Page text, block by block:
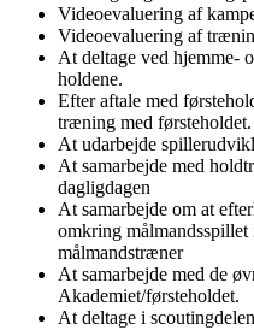
Videoevaluering af
Videoevaluering af
At deltage ved hjemme-
holdene.
Efter aftale med
træning med førsteholdet.
At udarbejde
At samarbejde med
dagligdagen
At samarbejde om at
omkring målmandsspillet
målmandstræner
At samarbejde med de
Akademiet/førsteholdet.
At deltage i